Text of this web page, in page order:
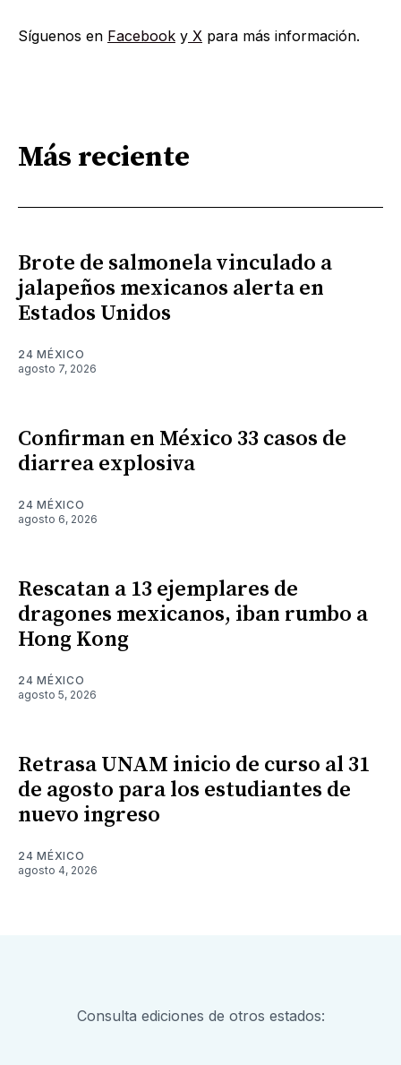
Síguenos en Facebook y X para más información.
Más reciente
Brote de salmonela vinculado a
jalapeños mexicanos alerta en
Estados Unidos
24 MÉXICO
agosto 7, 2026
Confirman en México 33 casos de
diarrea explosiva
24 MÉXICO
agosto 6, 2026
Rescatan a 13 ejemplares de
dragones mexicanos, iban rumbo a
Hong Kong
24 MÉXICO
agosto 5, 2026
Retrasa UNAM inicio de curso al 31
de agosto para los estudiantes de
nuevo ingreso
24 MÉXICO
agosto 4, 2026
Consulta ediciones de otros estados: